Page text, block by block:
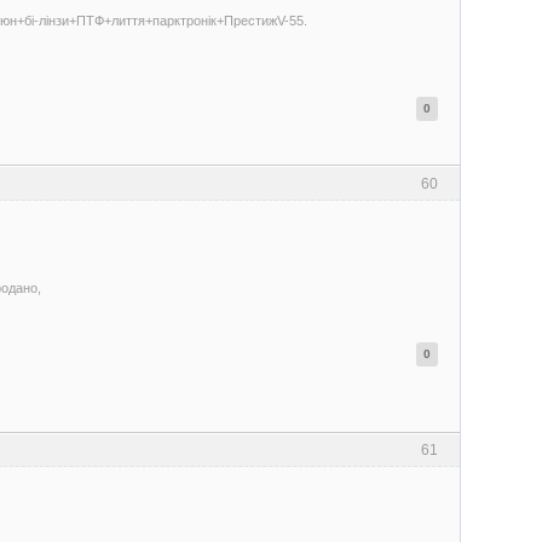
лінзи+ПТФ+лиття+парктронік+ПрестижV-55.
0
60
0
61